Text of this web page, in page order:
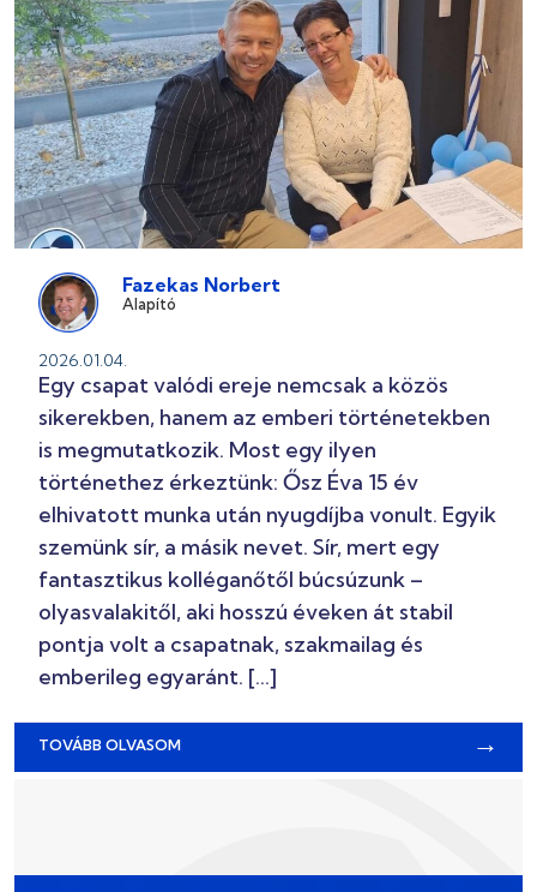
Fazekas Norbert
Alapító
2026.01.04.
Egy csapat valódi ereje nemcsak a közös
sikerekben, hanem az emberi történetekben
is megmutatkozik. Most egy ilyen
történethez érkeztünk: Ősz Éva 15 év
elhivatott munka után nyugdíjba vonult. Egyik
szemünk sír, a másik nevet. Sír, mert egy
fantasztikus kolléganőtől búcsúzunk –
olyasvalakitől, aki hosszú éveken át stabil
pontja volt a csapatnak, szakmailag és
emberileg egyaránt. […]
TOVÁBB OLVASOM →